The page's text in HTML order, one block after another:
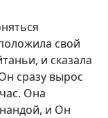
свой
и сказала
сразу вырос
Она
и Он